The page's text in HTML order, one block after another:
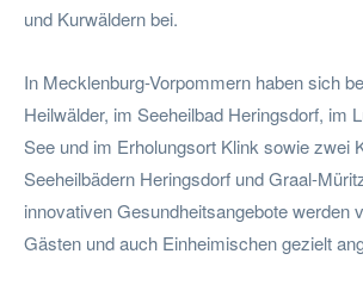
und Kurwäldern bei.
In Mecklenburg-Vorpommern haben sich
Heilwälder, im Seeheilbad Heringsdorf, im
See und im Erholungsort Klink sowie zwei
Seeheilbädern Heringsdorf und Graal-
innovativen Gesundheitsangebote werden
Gästen und auch Einheimischen gezielt